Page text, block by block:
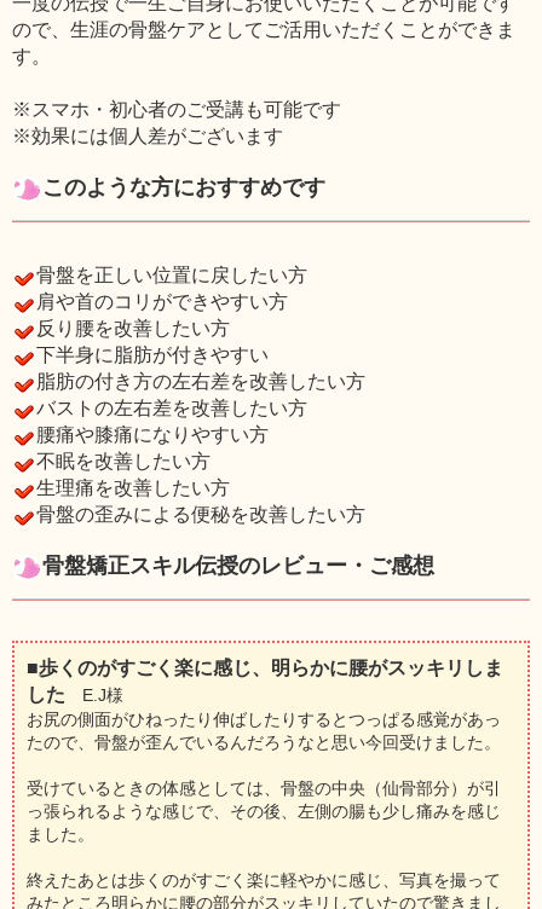
ので、生涯の骨盤ケアとしてご活用いただくことができま
す。
※スマホ・初心者のご受講も可能です
※効果には個人差がございます
このような方におすすめです
骨盤を正しい位置に戻したい方
肩や首のコリができやすい方
反り腰を改善したい方
下半身に脂肪が付きやすい
脂肪の付き方の左右差を改善したい方
バストの左右差を改善したい方
腰痛や膝痛になりやすい方
不眠を改善したい方
生理痛を改善したい方
骨盤の歪みによる便秘を改善したい方
骨盤矯正スキル伝授のレビュー・ご感想
■歩くのがすごく楽に感じ、明らかに腰がスッキリしま
した E.J様
お尻の側面がひねったり伸ばしたりするとつっぱる感覚があっ
たので、骨盤が歪んでいるんだろうなと思い今回受けました。
受けているときの体感としては、骨盤の中央（仙骨部分）が引
っ張られるような感じで、その後、左側の腸も少し痛みを感じ
ました。
終えたあとは歩くのがすごく楽に軽やかに感じ、写真を撮って
みたところ明らかに腰の部分がスッキリしていたので驚きまし